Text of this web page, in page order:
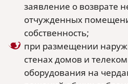
заявление о возврате
отчужденных
собственность;
при размещении
стенах домов и
оборудования на